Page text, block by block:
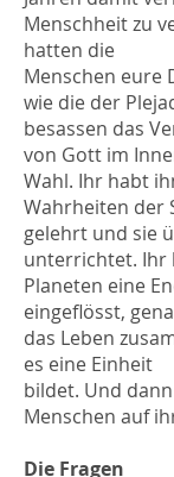
Menschheit zu
hatten die
Menschen eure
wie die der
besassen das
von Gott im
Wahl. Ihr habt
Wahrheiten der
gelehrt und sie
unterrichtet. Ihr
Planeten eine
eingeflösst,
das Leben
es eine Einheit
bildet. Und
Menschen auf
Die Fragen